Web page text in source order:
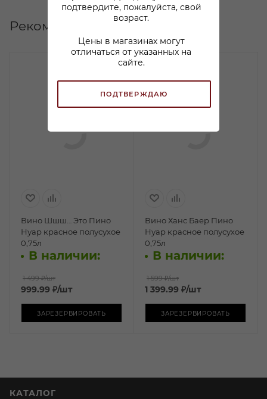
подтвердите, пожалуйста, свой
возраст.
Цены в магазинах могут
отличаться от указанных на
сайте.
ПОДТВЕРЖДАЮ
Рекомендуем
Вино Шшш… Это Пино
Нуар красное полусухое
0,75л
В наличии:
1 499 ₽/шт
999.99 ₽/шт
ЗАРЕЗЕРВИРОВАТЬ
Вино Ханс Баер Пино
Нуар красное полусухое
0,75л
В наличии:
1 599 ₽/шт
1 399.99 ₽/шт
ЗАРЕЗЕРВИРОВАТЬ
КАТАЛОГ